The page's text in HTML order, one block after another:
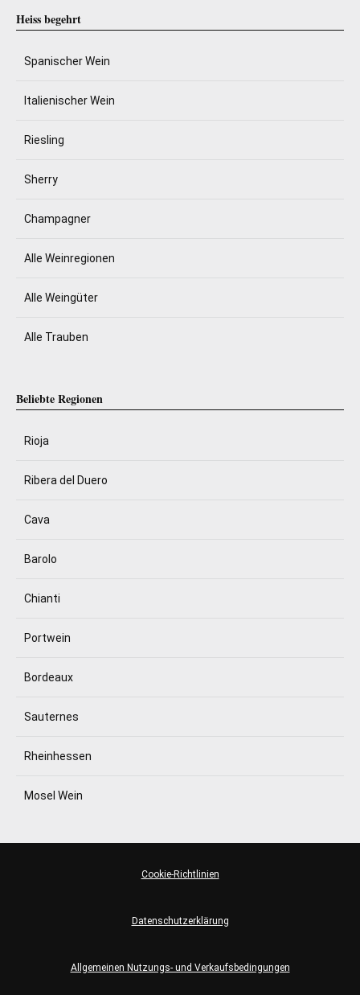
Heiss begehrt
Spanischer Wein
Italienischer Wein
Riesling
Sherry
Champagner
Alle Weinregionen
Alle Weingüter
Alle Trauben
Beliebte Regionen
Rioja
Ribera del Duero
Cava
Barolo
Chianti
Portwein
Bordeaux
Sauternes
Rheinhessen
Mosel Wein
Allgemeinen Nutzungs- und Verkaufsbedingungen
Datenschutzerklärung
Cookie-Richtlinien